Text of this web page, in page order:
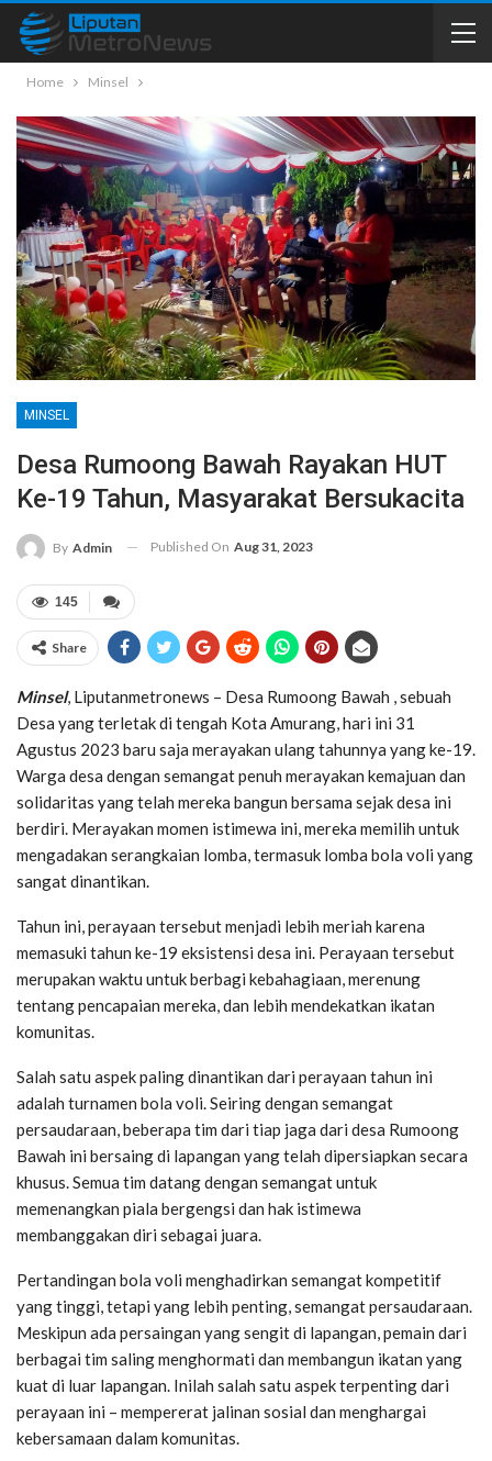
Home Minsel
MINSEL
Desa Rumoong Bawah Rayakan HUT
Ke-19 Tahun, Masyarakat Bersukacita
By Admin Published On Aug 31, 2023
145
Share
Minsel, Liputanmetronews – Desa Rumoong Bawah , sebuah
Desa yang terletak di tengah Kota Amurang, hari ini 31
Agustus 2023 baru saja merayakan ulang tahunnya yang ke-19.
Warga desa dengan semangat penuh merayakan kemajuan dan
solidaritas yang telah mereka bangun bersama sejak desa ini
berdiri. Merayakan momen istimewa ini, mereka memilih untuk
mengadakan serangkaian lomba, termasuk lomba bola voli yang
sangat dinantikan.
Tahun ini, perayaan tersebut menjadi lebih meriah karena
memasuki tahun ke-19 eksistensi desa ini. Perayaan tersebut
merupakan waktu untuk berbagi kebahagiaan, merenung
tentang pencapaian mereka, dan lebih mendekatkan ikatan
komunitas.
Salah satu aspek paling dinantikan dari perayaan tahun ini
adalah turnamen bola voli. Seiring dengan semangat
persaudaraan, beberapa tim dari tiap jaga dari desa Rumoong
Bawah ini bersaing di lapangan yang telah dipersiapkan secara
khusus. Semua tim datang dengan semangat untuk
memenangkan piala bergengsi dan hak istimewa
membanggakan diri sebagai juara.
Pertandingan bola voli menghadirkan semangat kompetitif
yang tinggi, tetapi yang lebih penting, semangat persaudaraan.
Meskipun ada persaingan yang sengit di lapangan, pemain dari
berbagai tim saling menghormati dan membangun ikatan yang
kuat di luar lapangan. Inilah salah satu aspek terpenting dari
perayaan ini – mempererat jalinan sosial dan menghargai
kebersamaan dalam komunitas.